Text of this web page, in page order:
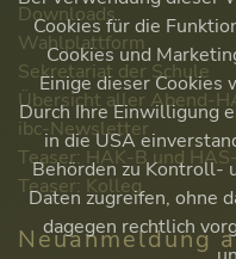
Downloads
Wahlplattform
Sekretariat der Schule
Übersicht aller Abend-
ibc-Newsletter
Teaser: HAK-B und
Teaser: Kolleg
Neuanmeldung
Cookies für die
Cookies und
Einige dieser
Durch Ihre Einwilligung
in die USA
Behörden zu Kontroll-
Daten zugreifen, ohne
dagegen rechtlich